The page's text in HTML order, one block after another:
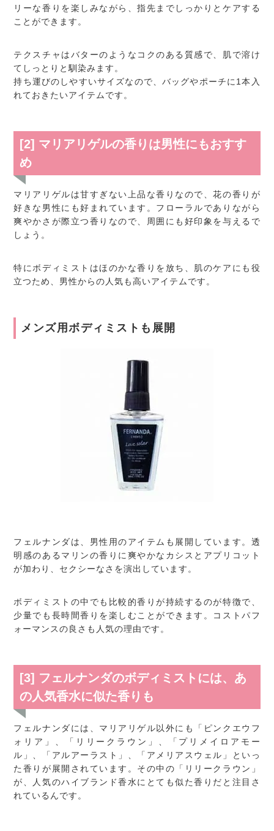
リーな香りを楽しみながら、指先までしっかりとケアする
ことができます。
テクスチャはバターのようなコクのある質感で、肌で溶け
てしっとりと馴染みます。
持ち運びのしやすいサイズなので、バッグやポーチに1本入
れておきたいアイテムです。
[2] マリアリゲルの香りは男性にもおすす
め
マリアリゲルは甘すぎない上品な香りなので、花の香りが
好きな男性にも好まれています。フローラルでありながら
爽やかさが際立つ香りなので、周囲にも好印象を与えるで
しょう。
特にボディミストはほのかな香りを放ち、肌のケアにも役
立つため、男性からの人気も高いアイテムです。
メンズ用ボディミストも展開
フェルナンダは、男性用のアイテムも展開しています。透
明感のあるマリンの香りに爽やかなカシスとアプリコット
が加わり、セクシーなさを演出しています。
ボディミストの中でも比較的香りが持続するのが特徴で、
少量でも長時間香りを楽しむことができます。コストパフ
ォーマンスの良さも人気の理由です。
[3] フェルナンダのボディミストには、あ
の人気香水に似た香りも
フェルナンダには、マリアリゲル以外にも「ピンクエウフ
ォリア」、「リリークラウン」、「プリメイロアモー
ル」、「アルアーラスト」、「アメリアスウェル」といっ
た香りが展開されています。その中の「リリークラウン」
が、人気のハイブランド香水にとても似た香りだと注目さ
れているんです。